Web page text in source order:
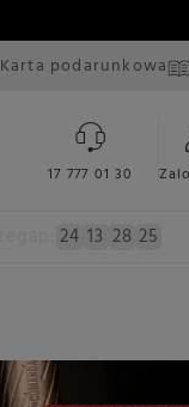
Karta podarunkowa
17 777 01 30
24 13 28 24